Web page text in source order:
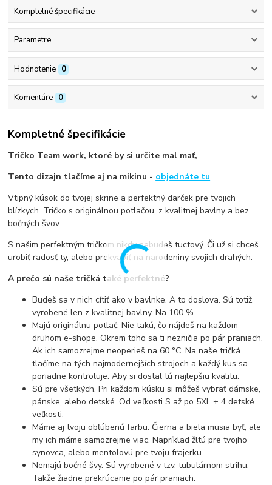
Kompletné špecifikácie
Parametre
Hodnotenie 0
Komentáre 0
Kompletné špecifikácie
Tričko Team work, ktoré by si určite mal mať,
Tento dizajn tlačíme aj na mikinu - objednáte tu
Vtipný kúsok do tvojej skrine a perfektný darček pre tvojich
blízkych. Tričko s originálnou potlačou, z kvalitnej bavlny a bez
bočných švov.
S našim perfektným tričkom nikdy nebudeš tuctový. Či už si chceš
urobiť radosť ty, alebo prekvapiť na narodeniny svojich drahých.
A prečo sú naše tričká také perfektné?
Budeš sa v nich cítiť ako v bavlnke. A to doslova. Sú totiž
vyrobené len z kvalitnej bavlny. Na 100 %.
Majú originálnu potlač. Nie takú, čo nájdeš na každom
druhom e-shope. Okrem toho sa ti nezničia po pár praniach.
Ak ich samozrejme neoperieš na 60 °C. Na naše tričká
tlačíme na tých najmodernejších strojoch a každý kus sa
poriadne kontroluje. Aby si dostal tú najlepšiu kvalitu.
Sú pre všetkých. Pri každom kúsku si môžeš vybrať dámske,
pánske, alebo detské. Od veľkosti S až po 5XL + 4 detské
veľkosti.
Máme aj tvoju obľúbenú farbu. Čierna a biela musia byť, ale
my ich máme samozrejme viac. Napríklad žltú pre tvojho
synovca, alebo mentolovú pre tvoju frajerku.
Nemajú bočné švy. Sú vyrobené v tzv. tubulárnom strihu.
Takže žiadne prekrúcanie po pár praniach.